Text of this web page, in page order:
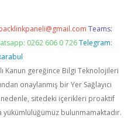
Teams:
0262 606 0 726 Telegram:
Kanun gereğince Bilgi Teknolojileri
onaylanmış bir Yer Sağlayıcı
sitedeki içerikleri proaktif
bulunmamaktadır.